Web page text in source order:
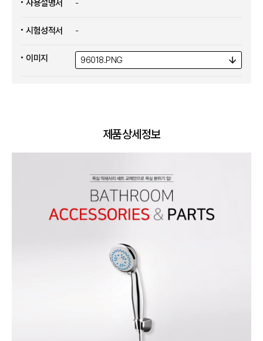
사용설명서 -
시험성적서 -
이미지 96018.PNG
제품상세정보